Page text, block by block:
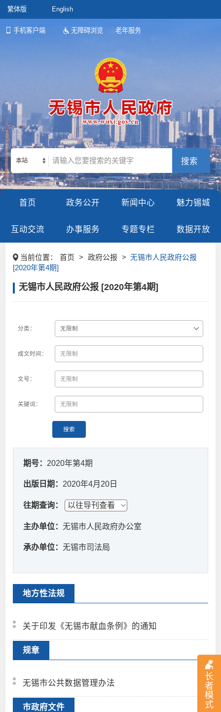
繁体版 English
手机客户端 无障碍浏览 老年服务
长
者
模
式
本站
首页 政务公开 新闻中心 魅力锡城
互动交流 办事服务 专题专栏 数据开放
当前位置： 首页 > 政府公报 > 无锡市人民政府公报
[2020年第4期]
无锡市人民政府公报 [2020年第4期]
分类：
成文时间：
文号：
关键词：
搜索
期号： 2020年第4期
出版日期： 2020年4月20日
往期查询：
主办单位：无锡市人民政府办公室
承办单位：无锡市司法局
地方性法规
关于印发《无锡市献血条例》的通知
规章
无锡市公共数据管理办法
市政府文件